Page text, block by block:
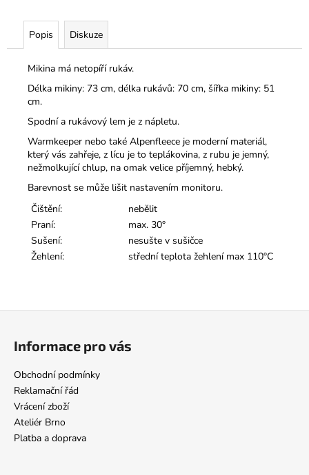
Popis Diskuze
Mikina má netopíří rukáv.
Délka mikiny: 73 cm, délka rukávů: 70 cm, šířka mikiny: 51
cm.
Spodní a rukávový lem je z nápletu.
Warmkeeper nebo také Alpenfleece je moderní materiál,
který vás zahřeje, z lícu je to teplákovina, z rubu je jemný,
nežmolkující chlup, na omak velice příjemný, hebký.
Barevnost se může lišit nastavením monitoru.
Čištění:
nebělit
Praní:
max. 30°
Sušení:
nesušte v sušičce
Žehlení:
střední teplota žehlení max 110°C
Informace pro vás
Obchodní podmínky
Reklamační řád
Vrácení zboží
Ateliér Brno
Platba a doprava